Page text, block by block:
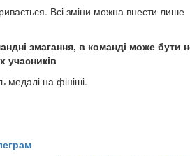
Всі зміни можна внести лише
змагання, в команді може бути
учасників​​​​​​​
медалі на фініші.